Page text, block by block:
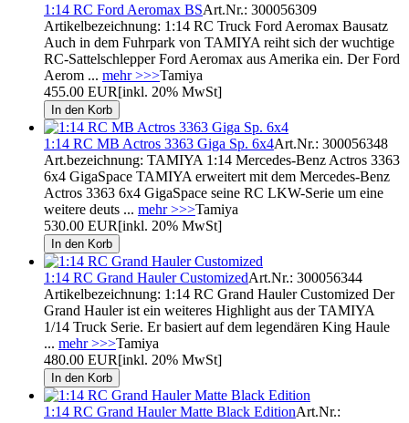
1:14 RC Ford Aeromax BSArt.Nr.: 300056309
Artikelbezeichnung: 1:14 RC Truck Ford Aeromax Bausatz
Auch in dem Fuhrpark von TAMIYA reiht sich der wuchtige
RC-Sattelschlepper Ford Aeromax aus Amerika ein. Der Ford
Aerom ... mehr >>>Tamiya
455.00 EUR[inkl. 20% MwSt]
1:14 RC MB Actros 3363 Giga Sp. 6x4Art.Nr.: 300056348
Art.bezeichnung: TAMIYA 1:14 Mercedes-Benz Actros 3363
6x4 GigaSpace TAMIYA erweitert mit dem Mercedes-Benz
Actros 3363 6x4 GigaSpace seine RC LKW-Serie um eine
weitere deuts ... mehr >>>Tamiya
530.00 EUR[inkl. 20% MwSt]
1:14 RC Grand Hauler CustomizedArt.Nr.: 300056344
Artikelbezeichnung: 1:14 RC Grand Hauler Customized Der
Grand Hauler ist ein weiteres Highlight aus der TAMIYA
1/14 Truck Serie. Er basiert auf dem legendären King Haule
... mehr >>>Tamiya
480.00 EUR[inkl. 20% MwSt]
1:14 RC Grand Hauler Matte Black EditionArt.Nr.: